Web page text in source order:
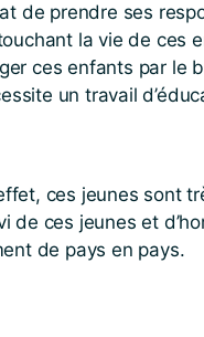
de prendre ses
la vie de ces
ces enfants par le
un travail
ces jeunes sont
ces jeunes et
de pays en pays.